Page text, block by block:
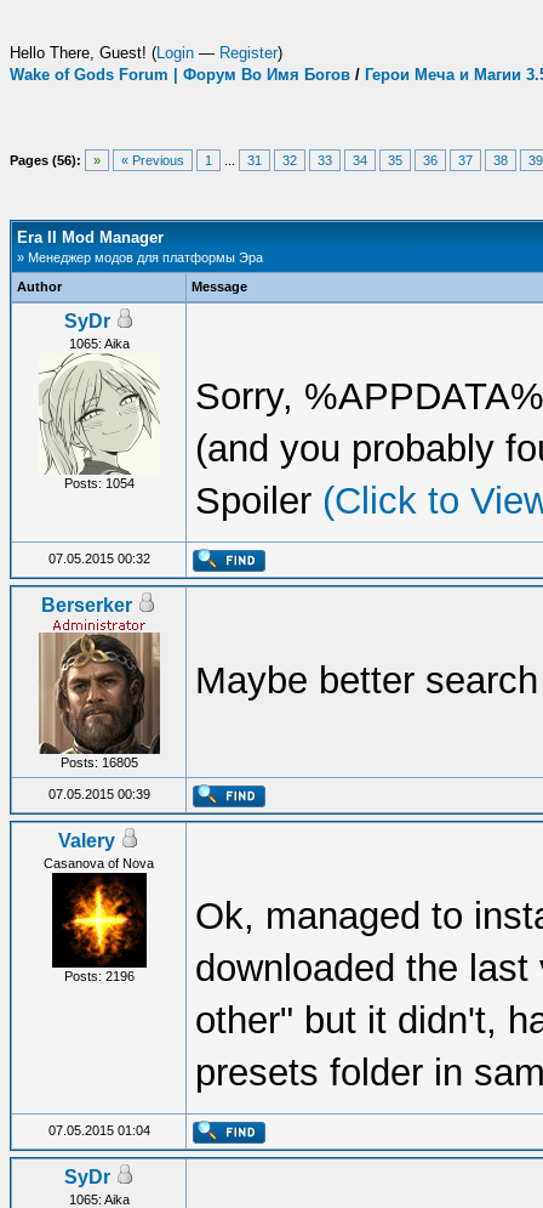
Hello There, Guest! (Login — Register)
Wake of Gods Forum | Форум Во Имя Богов / Герои Меча и Магии
Pages (56): » « Previous 1 31 32 33 34 35 36 37 38 39
Era II Mod Manager
» Менеджер модов для платформы Эра
Author
Message
SyDr
1065: Aika
Posts: 1054
Sorry,
(and you probably
Spoiler (Click to
07.05.2015 00:32
Berserker
Posts: 16805
Maybe better
07.05.2015 00:39
Valery
Casanova of Nova
Posts: 2196
Ok, managed to
downloaded the
other" but it didn't,
presets folder in
07.05.2015 01:04
SyDr
1065: Aika